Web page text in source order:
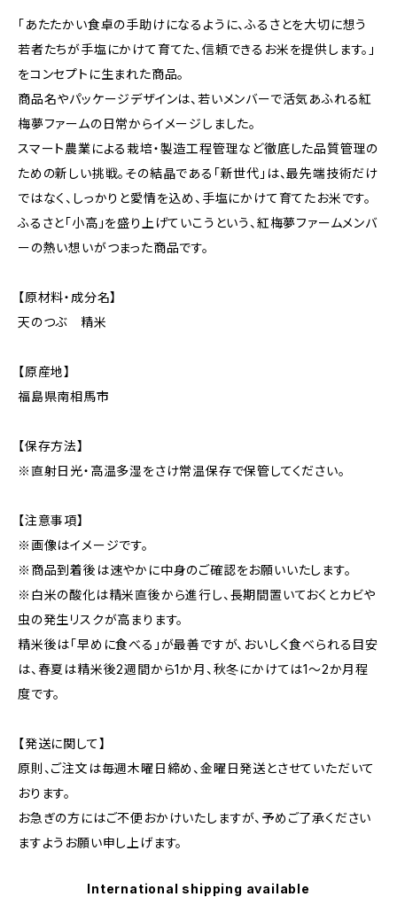
「あたたかい食卓の手助けになるように、ふるさとを大切に想う
若者たちが手塩にかけて育てた、信頼できるお米を提供します。」
をコンセプトに生まれた商品。
商品名やパッケージデザインは、若いメンバーで活気あふれる紅
梅夢ファームの日常からイメージしました。
スマート農業による栽培・製造工程管理など徹底した品質管理の
ための新しい挑戦。その結晶である「新世代」は、最先端技術だけ
ではなく、しっかりと愛情を込め、手塩にかけて育てたお米です。
ふるさと「小高」を盛り上げていこうという、紅梅夢ファームメンバ
ーの熱い想いがつまった商品です。
【原材料・成分名】
天のつぶ 精米
【原産地】
福島県南相馬市
【保存方法】
※直射日光・高温多湿をさけ常温保存で保管してください。
【注意事項】
※画像はイメージです。
※商品到着後は速やかに中身のご確認をお願いいたします。
※白米の酸化は精米直後から進行し、長期間置いておくとカビや
虫の発生リスクが高まります。
精米後は「早めに食べる」が最善ですが、おいしく食べられる目安
は、春夏は精米後2週間から1か月、秋冬にかけては1～2か月程
度です。
【発送に関して】
原則、ご注文は毎週木曜日締め、金曜日発送とさせていただいて
おります。
お急ぎの方にはご不便おかけいたしますが、予めご了承ください
ますようお願い申し上げます。
International shipping available